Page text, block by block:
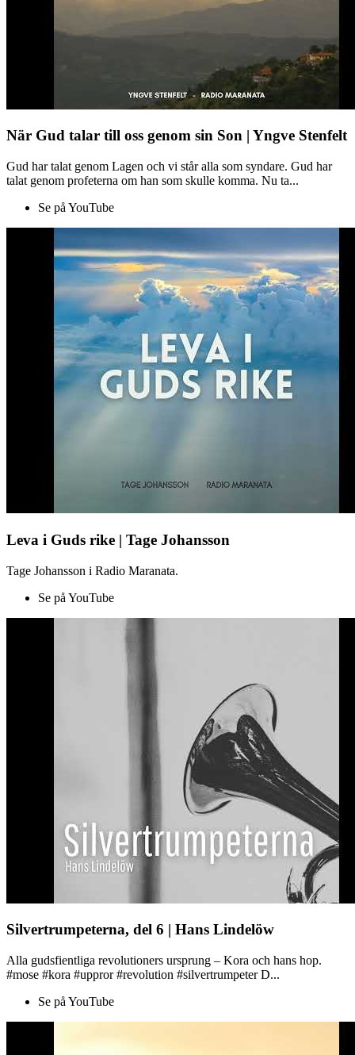
När Gud talar till oss genom sin Son | Yngve Stenfelt
Gud har talat genom Lagen och vi står alla som syndare. Gud har
talat genom profeterna om han som skulle komma. Nu ta...
Se på YouTube
Leva i Guds rike | Tage Johansson
Tage Johansson i Radio Maranata.
Se på YouTube
Silvertrumpeterna, del 6 | Hans Lindelöw
Alla gudsfientliga revolutioners ursprung – Kora och hans hop.
#mose #kora #uppror #revolution #silvertrumpeter D...
Se på YouTube